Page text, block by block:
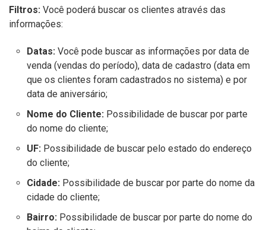
Filtros: Você poderá buscar os clientes através das
informações:
Datas: Você pode buscar as informações por data de
venda (vendas do período), data de cadastro (data em
que os clientes foram cadastrados no sistema) e por
data de aniversário;
Nome do Cliente: Possibilidade de buscar por parte
do nome do cliente;
UF: Possibilidade de buscar pelo estado do endereço
do cliente;
Cidade: Possibilidade de buscar por parte do nome da
cidade do cliente;
Bairro: Possibilidade de buscar por parte do nome do